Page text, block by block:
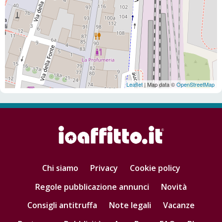
Leaflet| Map data ©OpenStreetMap
Chi siamo Privacy
Cookie policy
Regole pubblicazione annunci
Novità
Consigli antitruffa
Note legali
Vacanze